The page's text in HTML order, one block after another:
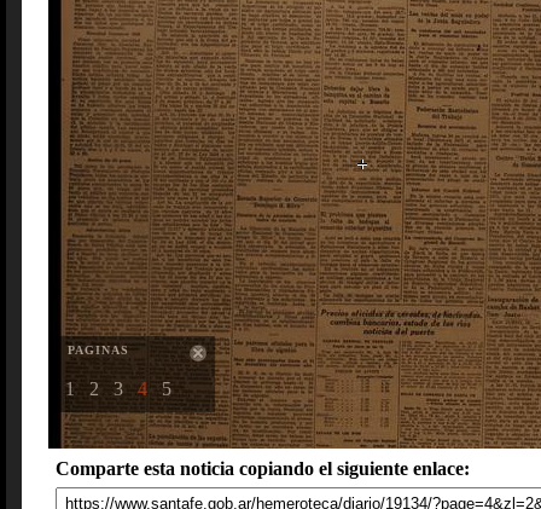
PAGINAS
1 2 3 4 5
Comparte esta noticia copiando el siguiente enlace: